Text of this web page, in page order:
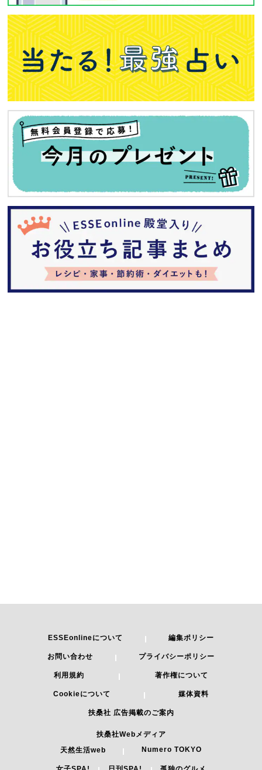
ESSEonlineについて 編集ポリシー
お問い合わせ プライバシーポリシー
利用規約 著作権について
Cookieについて 媒体資料
扶桑社 広告掲載のご案内
扶桑社Webメディア
天然生活web
Numero TOKYO